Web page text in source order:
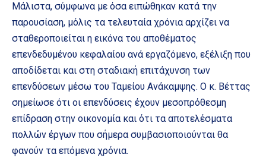
Μάλιστα, σύμφωνα με όσα ειπώθηκαν κατά την
παρουσίαση, μόλις τα τελευταία χρόνια αρχίζει να
σταθεροποιείται η εικόνα του αποθέματος
επενδεδυμένου κεφαλαίου ανά εργαζόμενο, εξέλιξη που
αποδίδεται και στη σταδιακή επιτάχυνση των
επενδύσεων μέσω του Ταμείου Ανάκαμψης. Ο κ. Βέττας
σημείωσε ότι οι επενδύσεις έχουν μεσοπρόθεσμη
επίδραση στην οικονομία και ότι τα αποτελέσματα
πολλών έργων που σήμερα συμβασιοποιούνται θα
φανούν τα επόμενα χρόνια.